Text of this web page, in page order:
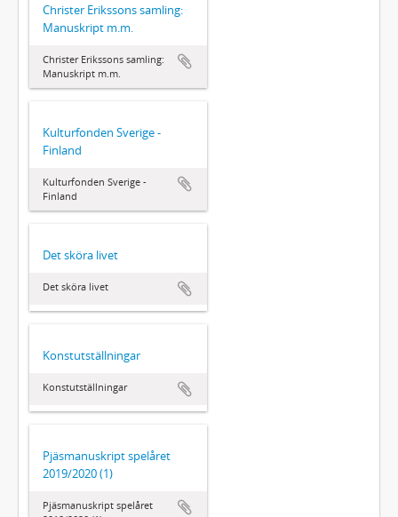
Christer Erikssons samling:
Manuskript m.m.
Christer Erikssons samling:
Manuskript m.m.
Kulturfonden Sverige -
Finland
Kulturfonden Sverige -
Finland
Det sköra livet
Det sköra livet
Konstutställningar
Konstutställningar
Pjäsmanuskript spelåret
2019/2020 (1)
Pjäsmanuskript spelåret